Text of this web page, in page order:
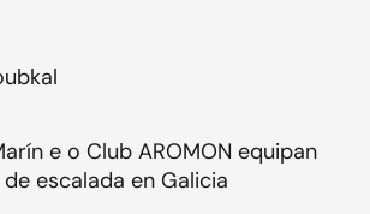
e o Club AROMON equipan
escalada en Galicia